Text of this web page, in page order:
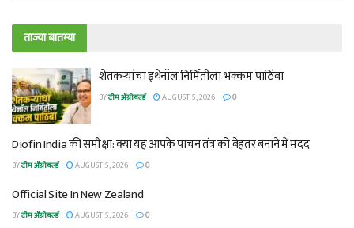
ताज्या बातम्या
शेतकऱ्यांचा इथेनॉल निर्मितीला भक्कम पाठिंबा
BYटीम ॲग्रोवर्ल्ड AUGUST 5, 2026 0
Diofin India की समीक्षा: क्या यह आपके पाचन तंत्र को बेहतर बनाने में मदद
BYटीम ॲग्रोवर्ल्ड AUGUST 5, 2026 0
Official Site In New Zealand
BYटीम ॲग्रोवर्ल्ड AUGUST 5, 2026 0